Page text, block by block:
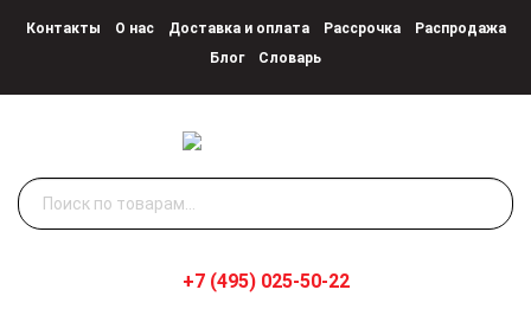
Контакты О нас Доставка и оплата Рассрочка
Распродажа
Блог
Словарь
Искать:
+7 (495) 025-50-22